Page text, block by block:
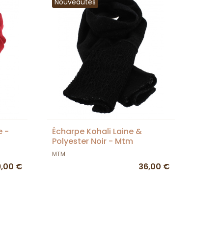
-
€
Nouveautés
Écharpe Kohali Laine &
Polyester Noir - Mtm
MTM
36,00 €